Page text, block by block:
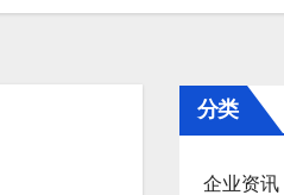
分类
企业资讯